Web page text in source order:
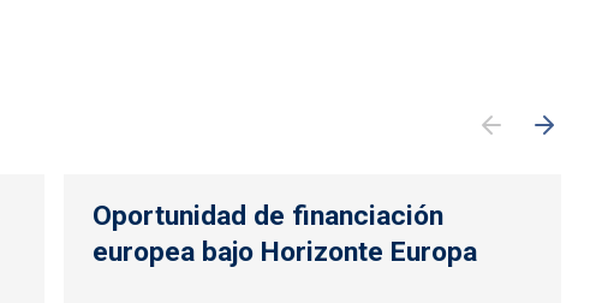
Oportunidad de financiación
europea bajo Horizonte Europa